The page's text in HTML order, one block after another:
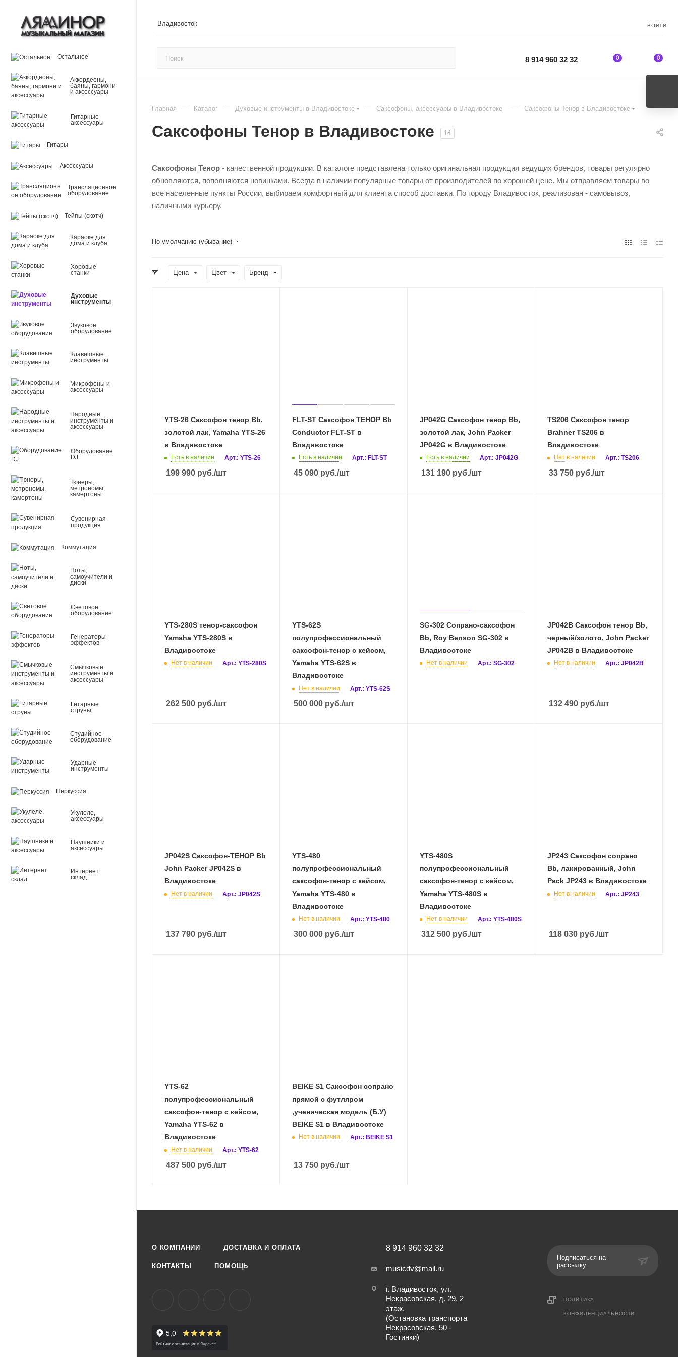
Владивосток ВОЙТИ
8 914 960 32 32 0 0
Остальное
Аккордеоны,
баяны, гармони
и аксессуары
Гитарные
аксессуары
Гитары
Аксессуары
Трансляционное
оборудование
Тейпы (скотч)
Караоке для
дома и клуба
Хоровые
станки
Духовые
инструменты
Звуковое
оборудование
Клавишные
инструменты
Микрофоны и
аксессуары
Народные
инструменты и
аксессуары
Оборудование
DJ
Тюнеры,
метрономы,
камертоны
Сувенирная
продукция
Коммутация
Ноты,
самоучители и
диски
Световое
оборудование
Генераторы
эффектов
Смычковые
инструменты и
аксессуары
Гитарные
струны
Студийное
оборудование
Ударные
инструменты
Перкуссия
Укулеле,
аксессуары
Наушники и
аксессуары
Интернет
склад
Главная — Каталог — Духовые инструменты в Владивостоке — Саксофоны, аксессуары в Владивостоке — Саксофоны Тенор в Владивостоке
Саксофоны Тенор в Владивостоке 14
Саксофоны Тенор - качественной продукции. В каталоге представлена только оригинальная продукция ведущих брендов, товары регулярно
обновляются, пополняются новинками. Всегда в наличии популярные товары от производителей по хорошей цене. Мы отправляем товары во
все населенные пункты России, выбираем комфортный для клиента способ доставки. По городу Владивосток, реализован - самовывоз,
наличными курьеру.
По умолчанию (убывание)
Цена Цвет Бренд
YTS-26 Саксофон тенор Bb,
золотой лак, Yamaha YTS-26
в Владивостоке
Есть в наличии Арт.: YTS-26
199 990 руб./шт
FLT-ST Саксофон ТЕНОР Bb
Conductor FLT-ST в
Владивостоке
Есть в наличии Арт.: FLT-ST
45 090 руб./шт
JP042G Саксофон тенор Bb,
золотой лак, John Packer
JP042G в Владивостоке
Есть в наличии Арт.: JP042G
131 190 руб./шт
TS206 Саксофон тенор
Brahner TS206 в
Владивостоке
Нет в наличии Арт.: TS206
33 750 руб./шт
YTS-280S тенор-саксофон
Yamaha YTS-280S в
Владивостоке
Нет в наличии Арт.: YTS-280S
262 500 руб./шт
YTS-62S
полупрофессиональный
саксофон-тенор с кейсом,
Yamaha YTS-62S в
Владивостоке
Нет в наличии Арт.: YTS-62S
500 000 руб./шт
SG-302 Сопрано-саксофон
Bb, Roy Benson SG-302 в
Владивостоке
Нет в наличии Арт.: SG-302
JP042B Саксофон тенор Bb,
черный/золото, John Packer
JP042B в Владивостоке
Нет в наличии Арт.: JP042B
132 490 руб./шт
JP042S Саксофон-ТЕНОР Bb
John Packer JP042S в
Владивостоке
Нет в наличии Арт.: JP042S
137 790 руб./шт
YTS-480
полупрофессиональный
саксофон-тенор с кейсом,
Yamaha YTS-480 в
Владивостоке
Нет в наличии Арт.: YTS-480
300 000 руб./шт
YTS-480S
полупрофессиональный
саксофон-тенор с кейсом,
Yamaha YTS-480S в
Владивостоке
Нет в наличии Арт.: YTS-480S
312 500 руб./шт
JP243 Саксофон сопрано
Bb, лакированный, John
Pack JP243 в Владивостоке
Нет в наличии Арт.: JP243
118 030 руб./шт
YTS-62
полупрофессиональный
саксофон-тенор с кейсом,
Yamaha YTS-62 в
Владивостоке
Нет в наличии Арт.: YTS-62
487 500 руб./шт
BEIKE S1 Саксофон сопрано
прямой с футляром
,ученическая модель (Б.У)
BEIKE S1 в Владивостоке
Нет в наличии Арт.: BEIKE S1
13 750 руб./шт
О КОМПАНИИ ДОСТАВКА И ОПЛАТА
КОНТАКТЫ ПОМОЩЬ
8 914 960 32 32
musicdv@mail.ru
г. Владивосток, ул.
Некрасовская, д. 29, 2
этаж,
(Остановка транспорта
Некрасовская, 50 -
Гостинки)
Подписаться на
рассылку
ПОЛИТИКА
КОНФИДЕНЦИАЛЬНОСТИ